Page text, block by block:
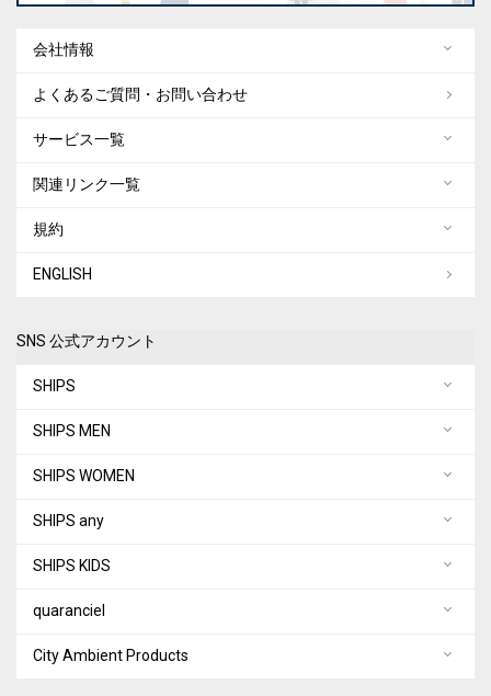
会社情報
よくあるご質問・お問い合わせ
サービス一覧
関連リンク一覧
規約
ENGLISH
SNS 公式アカウント
SHIPS
SHIPS MEN
SHIPS WOMEN
SHIPS any
SHIPS KIDS
quaranciel
City Ambient Products